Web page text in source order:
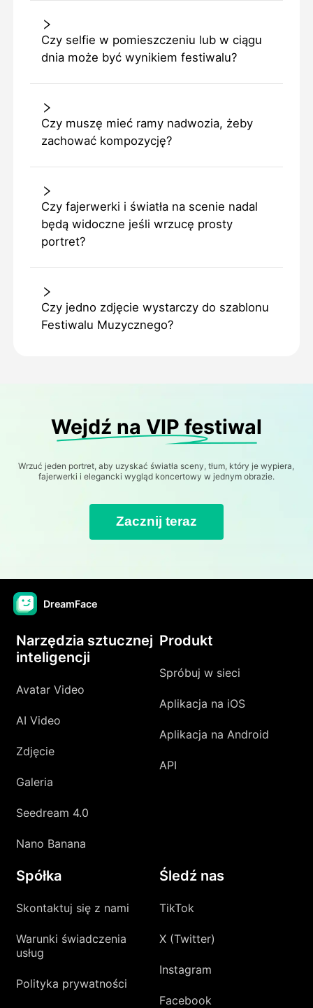
Czy selfie w pomieszczeniu lub w ciągu
dnia może być wynikiem festiwalu?
Czy muszę mieć ramy nadwozia, żeby
zachować kompozycję?
Czy fajerwerki i światła na scenie nadal
będą widoczne jeśli wrzucę prosty
portret?
Czy jedno zdjęcie wystarczy do szablonu
Festiwalu Muzycznego?
Wejdź na VIP festiwal
Wrzuć jeden portret, aby uzyskać światła sceny, tłum, który je wypiera,
fajerwerki i elegancki wygląd koncertowy w jednym obrazie.
Zacznij teraz
DreamFace
Narzędzia sztucznej
inteligencji
Avatar Video
AI Video
Zdjęcie
Galeria
Seedream 4.0
Nano Banana
Produkt
Spróbuj w sieci
Aplikacja na iOS
Aplikacja na Android
API
Spółka
Skontaktuj się z nami
Warunki świadczenia
usług
Polityka prywatności
Śledź nas
TikTok
X (Twitter)
Instagram
Facebook